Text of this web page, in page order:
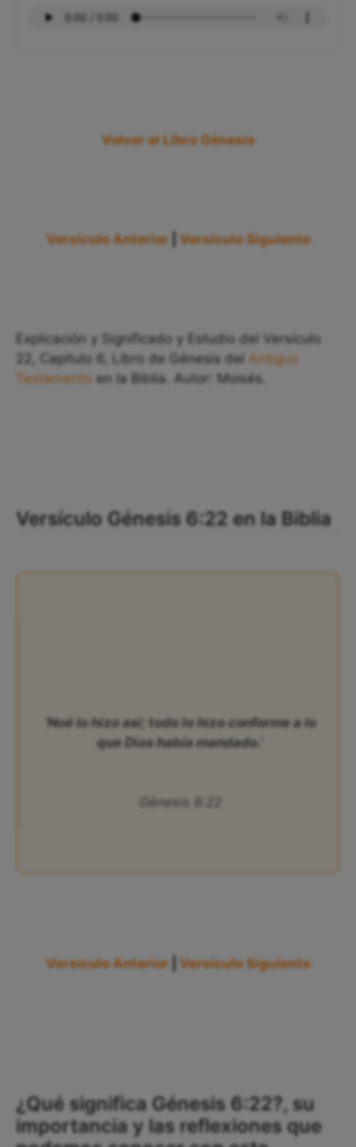
Volver al Libro Génesis
Versículo Anterior Versículo Siguiente
Explicación y Significado y Estudio del Versículo
22, Capítulo 6, Libro de Génesis del Antiguo
Testamento en la Biblia. Autor: Moisés.
Versículo Génesis 6:22 en la Biblia
‘Noé lo hizo así; todo lo hizo conforme a lo
que Dios había mandado.’
Génesis 6:22
Versículo Anterior Versículo Siguiente
¿Qué significa Génesis 6:22?, su
importancia y las reflexiones que